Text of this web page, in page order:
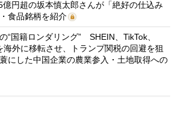
円超の坂本慎太郎さんが「絶好の仕込み
食品銘柄を紹介
“国籍ロンダリング” SHEIN、TikTok、
外に移転させ、トランプ関税の回避を狙
にした中国企業の農業参入・土地取得への